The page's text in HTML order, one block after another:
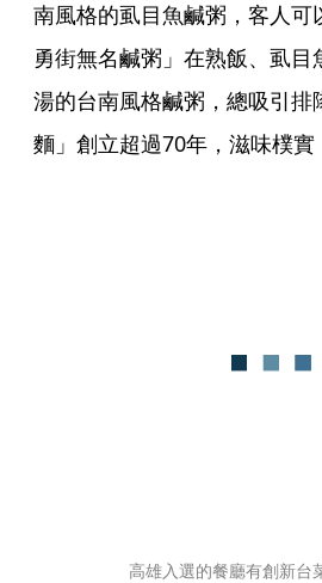
南風格的虱目魚鹹粥，客人
勇街無名鹹粥」在熟飯、虱
湯的台南風格鹹粥，總吸引排
麵」創立超過70年，滋味樸實
高雄入選的餐廳有創新台